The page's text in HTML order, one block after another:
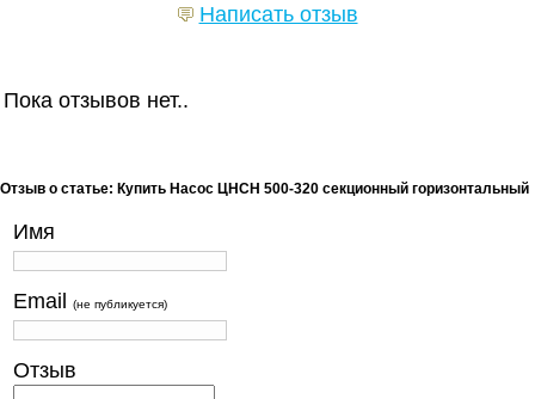
Написать отзыв
Пока отзывов нет..
Отзыв о статье: Купить Насос ЦНСН 500-320 секционный горизонтальный
Имя
Email (не публикуется)
Отзыв